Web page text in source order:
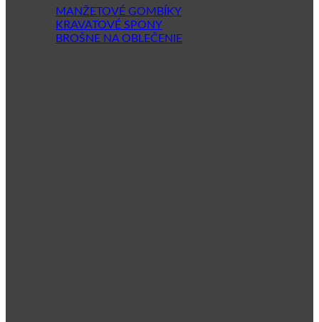
MANŽETOVÉ GOMBÍKY
KRAVATOVÉ SPONY
BROŠNE NA OBLEČENIE